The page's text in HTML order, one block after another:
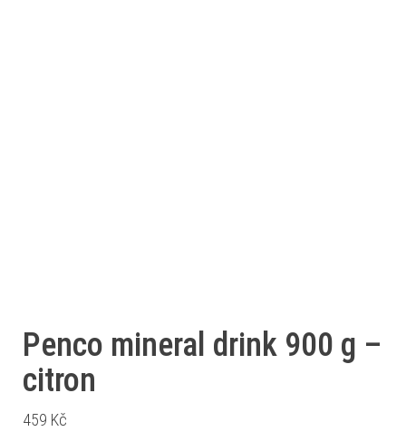
Penco mineral drink 900 g –
citron
459 Kč